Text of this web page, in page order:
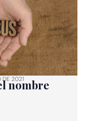
DE 2021
nombre